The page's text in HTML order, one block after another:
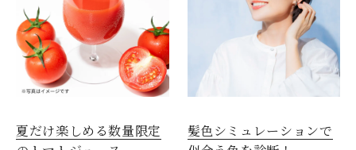
夏だけ楽しめる数量限定
髪色シミュレーションで